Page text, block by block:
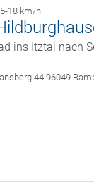
18 km/h
ins Itztal nach
44 96049